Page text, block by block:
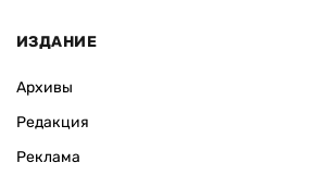
ИЗДАНИЕ
Архивы
Редакция
Реклама